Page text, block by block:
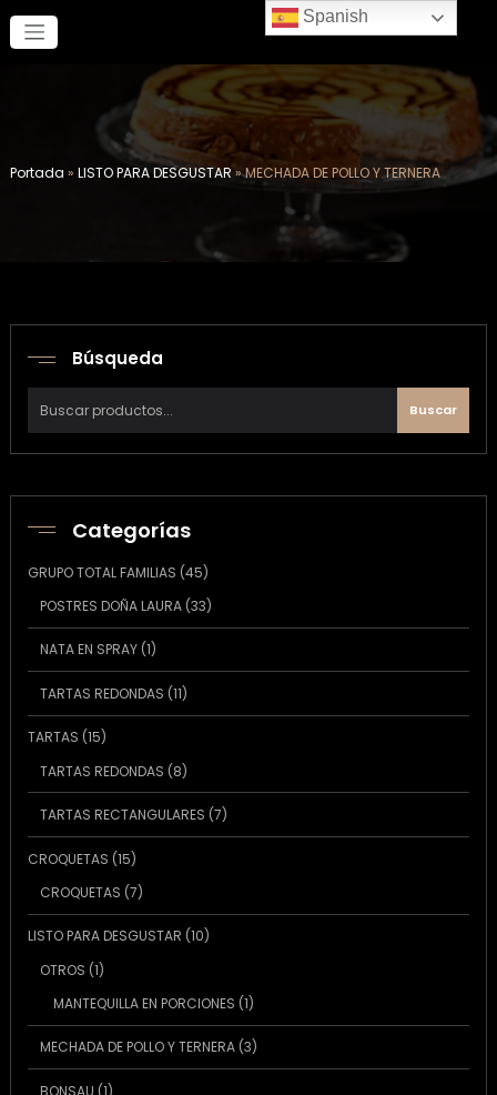
contenido
Portada » LISTO PARA DESGUSTAR»MECHADA DE POLLO Y TERNERA
Búsqueda
Buscar
Categorías
GRUPO TOTAL FAMILIAS 4545
POSTRES DOÑA LAURA 3333
productos
NATA EN SPRAY 11
producto
TARTAS REDONDAS 1111
productos
TARTAS 1515
TARTAS REDONDAS 88
productos
TARTAS RECTANGULARES 77
productos
CROQUETAS 1515
CROQUETAS 77
productos
LISTO PARA DESGUSTAR 1010
OTROS 11
MANTEQUILLA EN PORCIONES 11
producto
MECHADA DE POLLO Y TERNERA 33
productos
BONSAU 11
Spanish